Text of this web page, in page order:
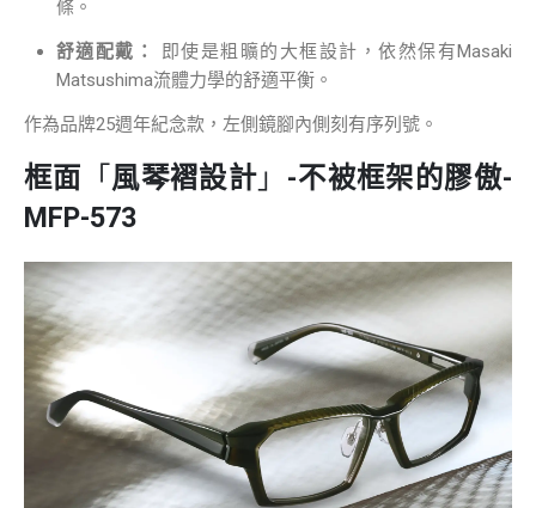
條。
舒適配戴：
即使是粗曠的大框設計，依然保有Masaki
Matsushima流體力學的舒適平衡。
作為品牌25週年紀念款，左側鏡腳內側刻有序列號。
框面 「 風琴褶設計 」 -不被框架的膠傲-
MFP-573